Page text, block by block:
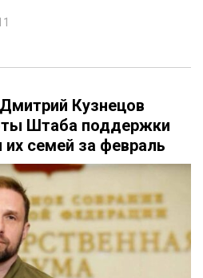
Кузнецов
Штаба поддержки
семей за февраль